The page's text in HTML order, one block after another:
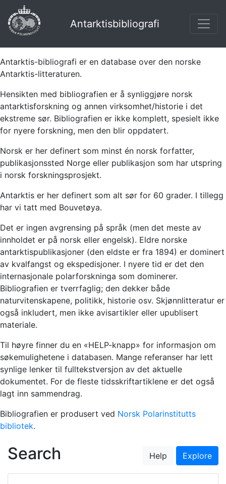
Antarktisbibliografi
Antarktis-bibliografi er en database over den norske
Antarktis-litteraturen.
Hensikten med bibliografien er å synliggjøre norsk
antarktisforskning og annen virksomhet/historie i det
ekstreme sør. Bibliografien er ikke komplett, spesielt ikke
for nyere forskning, men den blir oppdatert.
Norsk er her definert som minst én norsk forfatter,
publikasjonssted Norge eller publikasjon som har utspring
i norsk forskningsprosjekt.
Antarktis er her definert som alt sør for 60 grader. I tillegg
har vi tatt med Bouvetøya.
Det er ingen avgrensing på språk (men det meste av
innholdet er på norsk eller engelsk). Eldre norske
antarktispublikasjoner (den eldste er fra 1894) er dominert
av kvalfangst og ekspedisjoner. I nyere tid er det den
internasjonale polarforskninga som dominerer.
Bibliografien er tverrfaglig; den dekker både
naturvitenskapene, politikk, historie osv. Skjønnlitteratur er
også inkludert, men ikke avisartikler eller upublisert
materiale.
Til høyre finner du en «HELP-knapp» for informasjon om
søkemulighetene i databasen. Mange referanser har lett
synlige lenker til fulltekstversjon av det aktuelle
dokumentet. For de fleste tidsskriftartiklene er det også
lagt inn sammendrag.
Bibliografien er produsert ved Norsk Polarinstitutts
bibliotek.
Search Help Explore